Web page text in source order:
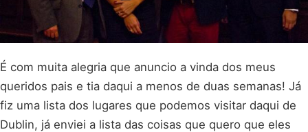
É com muita alegria que anuncio a vinda dos meus
queridos pais e tia daqui a menos de duas semanas! Já
fiz uma lista dos lugares que podemos visitar daqui de
Dublin, já enviei a lista das coisas que quero que eles